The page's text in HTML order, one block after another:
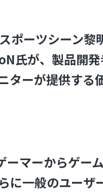
ポーツシーン黎
氏が、製品開
ターが提供する
ーマーからゲー
一般のユーザ